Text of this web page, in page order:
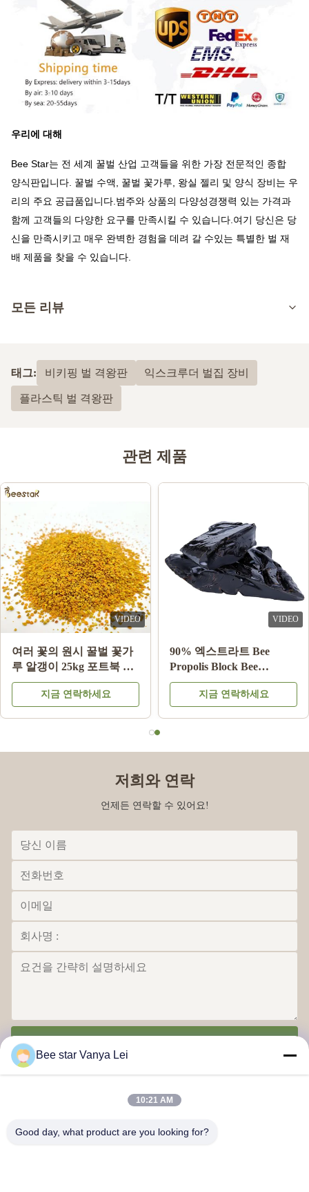
우리에 대해
Bee Star는 전 세계 꿀벌 산업 고객들을 위한 가장 전문적인 종합
양식판입니다. 꿀벌 수액, 꿀벌 꽃가루, 왕실 젤리 및 양식 장비는 우
리의 주요 공급품입니다.범주와 상품의 다양성경쟁력 있는 가격과
함께 고객들의 다양한 요구를 만족시킬 수 있습니다.여기 당신은 당
신을 만족시키고 매우 완벽한 경험을 데려 갈 수있는 특별한 벌 재
배 제품을 찾을 수 있습니다.
모든 리뷰
5.0최근 50개의 리뷰를 바탕으로
5
S Shawn Olson
Feb 23.2024
Very happy with this product! It is exactly what I wanted and
much better than last time I bought n=mouse guards elsewhere,
Thank you!
J Joe Ellis
Love the items
태그: 비키핑 벌 격왕판 익스크루더 벌집 장비
플라스틱 벌 격왕판
관련 제품
VIDEO
여러 꽃의 원시 꿀벌 꽃가
루 알갱이 25kg 포트북 식
품 보충제
지금 연락하세요
VIDEO
90% 엑스트라트 Bee
Propolis Block Bee
Products for Health Care
from Bee star 비스타에서
지금 연락하세요
저희와 연락
언제든 연락할 수 있어요!
Bee star Vanya Lei
10:21 AM
Good day, what product are you looking for?